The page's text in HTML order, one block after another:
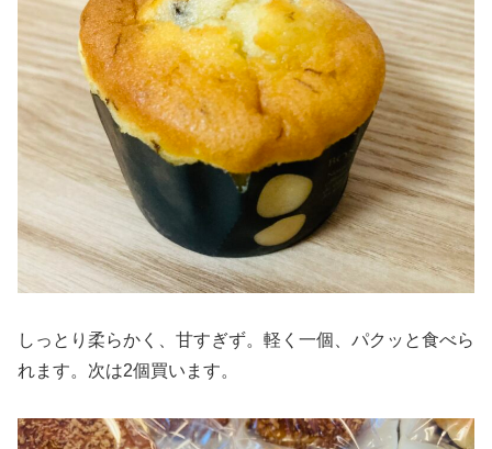
しっとり柔らかく、甘すぎず。軽く一個、パクッと食べら
れます。次は2個買います。